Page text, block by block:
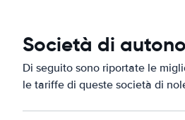
Società di
Di seguito sono riportate le
le tariffe di queste società di